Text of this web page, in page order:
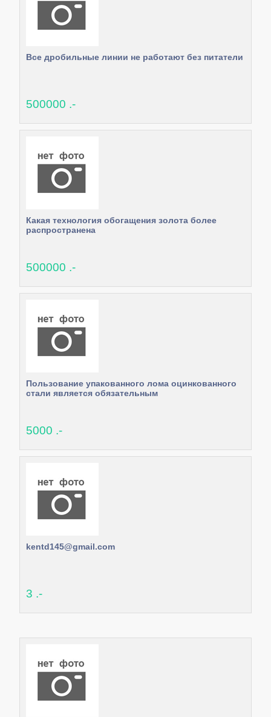
Все дробильные линии не работают без питатели
500000 .-
Какая технология обогащения золота более
распространена
500000 .-
Пользование упакованного лома оцинкованного
стали является обязательным
5000 .-
kentd145@gmail.com
3 .-